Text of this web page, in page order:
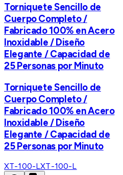
Torniquete Sencillo de
Cuerpo Completo /
Fabricado 100% en Acero
Inoxidable / Diseño
Elegante / Capacidad de
25 Personas por Minuto
Torniquete Sencillo de
Cuerpo Completo /
Fabricado 100% en Acero
Inoxidable / Diseño
Elegante / Capacidad de
25 Personas por Minuto
XT-100-LXT-100-L